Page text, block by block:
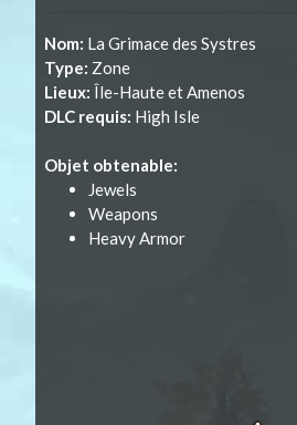
Nom: La Grimace des Systres
Type: Zone
Lieux: Île-Haute et Amenos
DLC requis: High Isle
Objet obtenable:
Jewels
Weapons
Heavy Armor